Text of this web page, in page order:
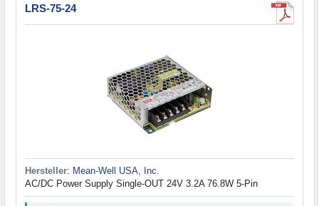
LRS-75-24
Hersteller: Mean-Well USA, Inc.
AC/DC Power Supply Single-OUT 24V 3.2A 76.8W 5-Pin